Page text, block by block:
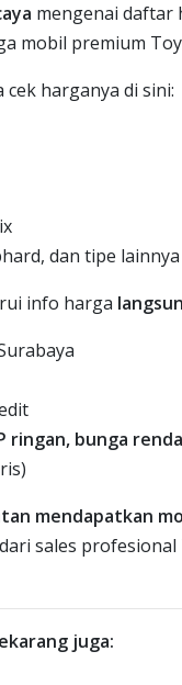
mengenai daftar
mobil premium
harganya di sini:
dan tipe lainnya
info harga
ringan, bunga
mendapatkan
sales
juga: